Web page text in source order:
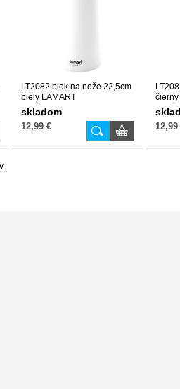
LT2082 blok na nože 22,5cm
biely LAMART
skladom
12,99 €
čierny
12,99